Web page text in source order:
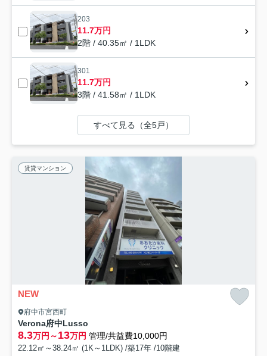
203
11.7万円
2階 / 40.35㎡ / 1LDK
301
11.7万円
3階 / 41.58㎡ / 1LDK
すべて見る（全5戸）
賃貸マンション
NEW
府中市宮西町
Verona府中Lusso
8.3万円～13万円 管理/共益費10,000円
22.12㎡～38.24㎡ (1K～1LDK) /築17年 /10階建